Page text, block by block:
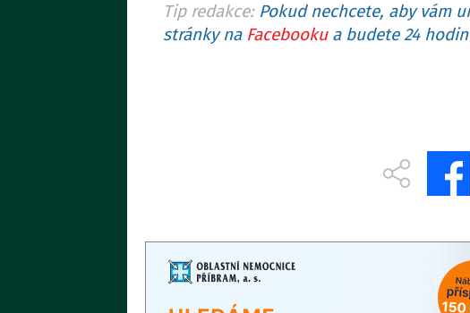
Tip redakce: Pokud nechcete, aby vám
stránky na Facebookua budete 24